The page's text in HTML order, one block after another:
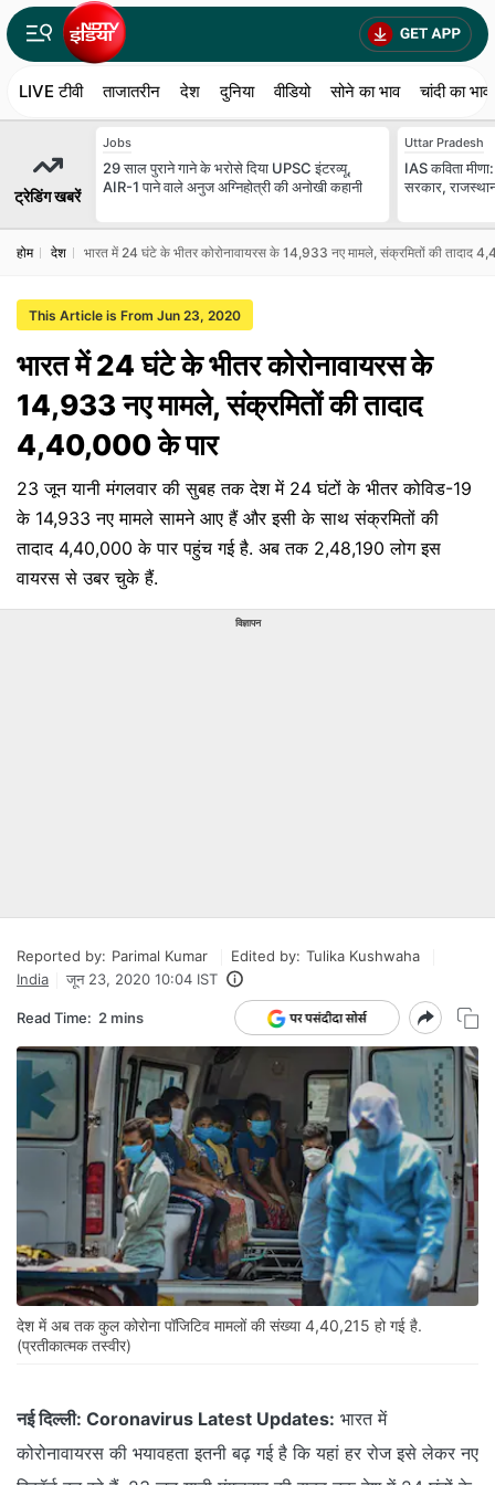
LIVE टीवी ताजातरीन देश दुनिया वीडियो सोने का भाव चांदी का भाव
ट्रेडिंग खबरें
Jobs
29 साल पुराने गाने के भरोसे दिया UPSC इंटरव्यू,
AIR-1 पाने वाले अनुज अग्निहोत्री की अनोखी कहानी
Uttar Pradesh
IAS कविता
सरकार, राजस्थान
होम देश भारत में 24 घंटे के भीतर कोरोनावायरस के 14,933 नए मामले, संक्रमितों की तादाद
This Article is From Jun 23, 2020
भारत में 24 घंटे के भीतर कोरोनावायरस के
14,933 नए मामले, संक्रमितों की तादाद
4,40,000 के पार
23 जून यानी मंगलवार की सुबह तक देश में 24 घंटों के भीतर कोविड-19
के 14,933 नए मामले सामने आए हैं और इसी के साथ संक्रमितों की
तादाद 4,40,000 के पार पहुंच गई है. अब तक 2,48,190 लोग इस
वायरस से उबर चुके हैं.
विज्ञापन
Reported by: Parimal Kumar Edited by: Tulika Kushwaha
India
जून 23, 2020 10:04 IST
Read Time: 2 mins
देश में अब तक कुल कोरोना पॉजिटिव मामलों की संख्या 4,40,215 हो गई है.
(प्रतीकात्मक तस्वीर)
नई दिल्ली: Coronavirus Latest Updates: भारत में
कोरोनावायरस की भयावहता इतनी बढ़ गई है कि यहां हर रोज इसे लेकर नए